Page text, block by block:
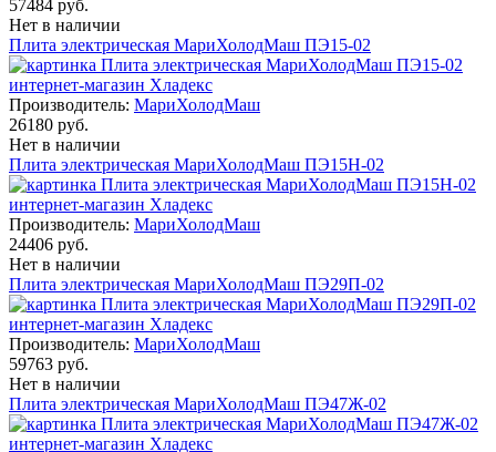
57484 руб.
Нет в наличии
Плита электрическая МариХолодМаш ПЭ15-02
Производитель: МариХолодМаш
26180 руб.
Нет в наличии
Плита электрическая МариХолодМаш ПЭ15Н-02
Производитель: МариХолодМаш
24406 руб.
Нет в наличии
Плита электрическая МариХолодМаш ПЭ29П-02
Производитель: МариХолодМаш
59763 руб.
Нет в наличии
Плита электрическая МариХолодМаш ПЭ47Ж-02